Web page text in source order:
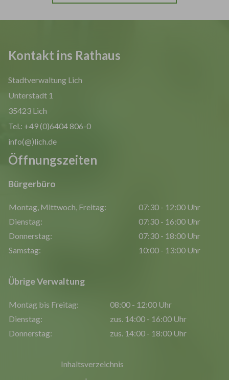
Kontakt ins Rathaus
Stadtverwaltung Lich
Unterstadt 1
35423 Lich
Tel.: +49 (0)6404 806-0
info(@)lich.de
Öffnungszeiten
Bürgerbüro
Montag, Mittwoch, Freitag:
Dienstag:
Donnerstag:
Samstag:
07:30 - 12:00 Uhr
07:30 - 16:00 Uhr
07:30 - 18:00 Uhr
10:00 - 13:00 Uhr
Übrige Verwaltung
Montag bis Freitag:
Dienstag:
Donnerstag:
08:00 - 12:00 Uhr
zus. 14:00 - 16:00 Uhr
zus. 14:00 - 18:00 Uhr
Inhaltsverzeichnis